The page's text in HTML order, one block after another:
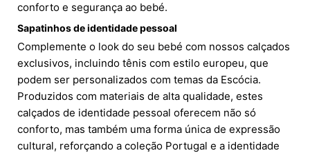
conforto e segurança ao bebé.
Sapatinhos de identidade pessoal
Complemente o look do seu bebé com nossos calçados
exclusivos, incluindo tênis com estilo europeu, que
podem ser personalizados com temas da Escócia.
Produzidos com materiais de alta qualidade, estes
calçados de identidade pessoal oferecem não só
conforto, mas também uma forma única de expressão
cultural, reforçando a coleção Portugal e a identidade